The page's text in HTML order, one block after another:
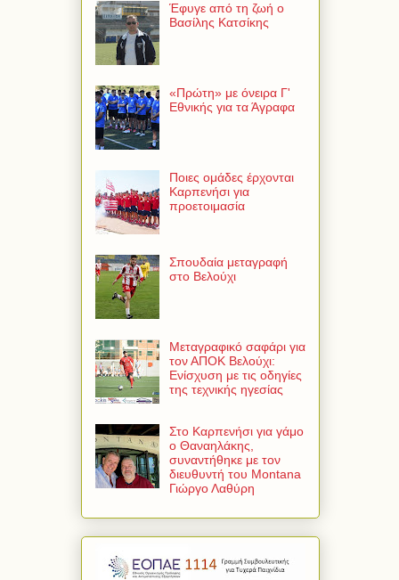
Έφυγε από τη ζωή ο
Βασίλης Κατσίκης
«Πρώτη» με όνειρα Γ'
Εθνικής για τα Άγραφα
Ποιες ομάδες έρχονται
Καρπενήσι για
προετοιμασία
Σπουδαία μεταγραφή
στο Βελούχι
Μεταγραφικό σαφάρι για
τον ΑΠΟΚ Βελούχι:
Ενίσχυση με τις οδηγίες
της τεχνικής ηγεσίας
Στο Καρπενήσι για γάμο
ο Θαναηλάκης,
συναντήθηκε με τον
διευθυντή του Montana
Γιώργο Λαθύρη